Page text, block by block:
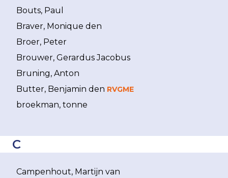
Bouts, Paul
Braver, Monique den
Broer, Peter
Brouwer, Gerardus Jacobus
Bruning, Anton
Butter, Benjamin den RVGME
broekman, tonne
C
Campenhout, Martijn van